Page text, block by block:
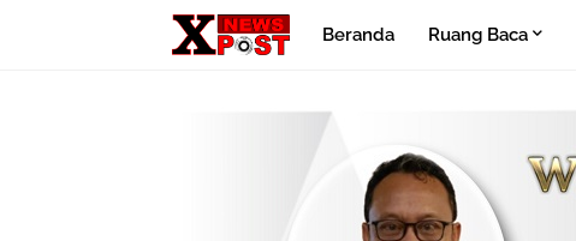
Beranda Ruang Baca